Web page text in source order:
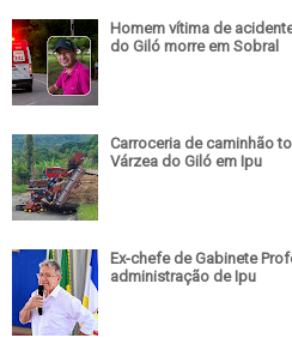
Homem vítima de
do Giló morre em Sobral
Carroceria de caminhão
Várzea do Giló em Ipu
Ex-chefe de Gabinete
administração de Ipu